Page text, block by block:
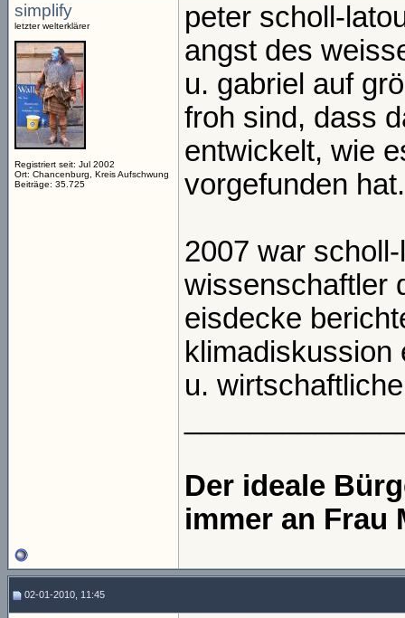
simplify
letzter welterklärer
Registriert seit: Jul 2002
Ort: Chancenburg, Kreis Aufschwung
Beiträge: 35.725
peter scholl-
angst des
u. gabriel auf
froh sind, dass
entwickelt, wie
vorgefunden hat.
2007 war
wissenschaftler
eisdecke
u.
Der ideale
immer an Frau
02-01-2010, 11:45